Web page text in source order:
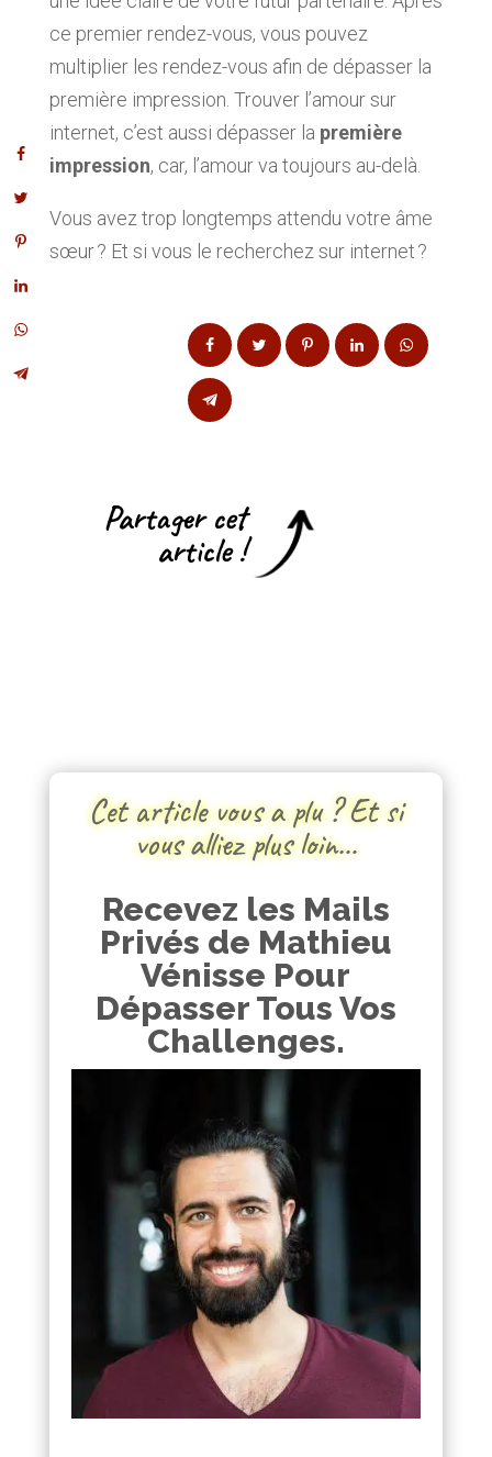
ce premier rendez-vous, vous pouvez
multiplier les rendez-vous afin de dépasser la
première impression. Trouver l’amour sur
internet, c’est aussi dépasser la première
impression, car, l’amour va toujours au-delà.
Vous avez trop longtemps attendu votre âme
sœur ? Et si vous le recherchez sur internet ?
Partager cet
article !
Cet article vous a plu ? Et si
vous alliez plus loin…
Recevez les Mails
Privés de Mathieu
Vénisse Pour
Dépasser Tous Vos
Challenges.